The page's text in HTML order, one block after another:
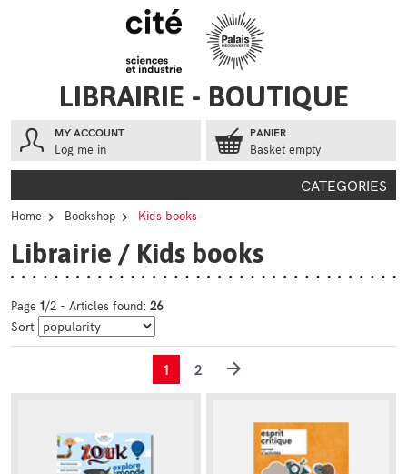
Go to menu
Go to contents
LIBRAIRIE - BOUTIQUE
MY ACCOUNT
Log me in
PANIER
Basket empty
CATEGORIES
Home Bookshop Kids books
Librairie / Kids books
Page 1/2 - Articles found: 26
Sort
1 2